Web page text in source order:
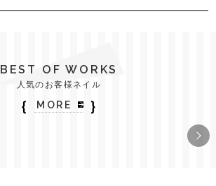
BEST OF WORKS
人気のお客様ネイル
｛ MORE ｝